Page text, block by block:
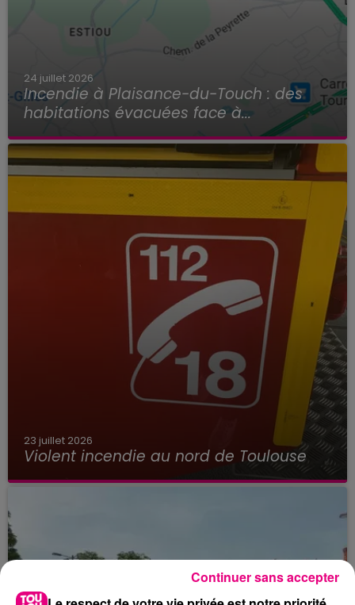
24 juillet 2026
Incendie à Plaisance-du-Touch : des
habitations évacuées face à...
23 juillet 2026
Violent incendie au nord de Toulouse
Continuer sans accepter